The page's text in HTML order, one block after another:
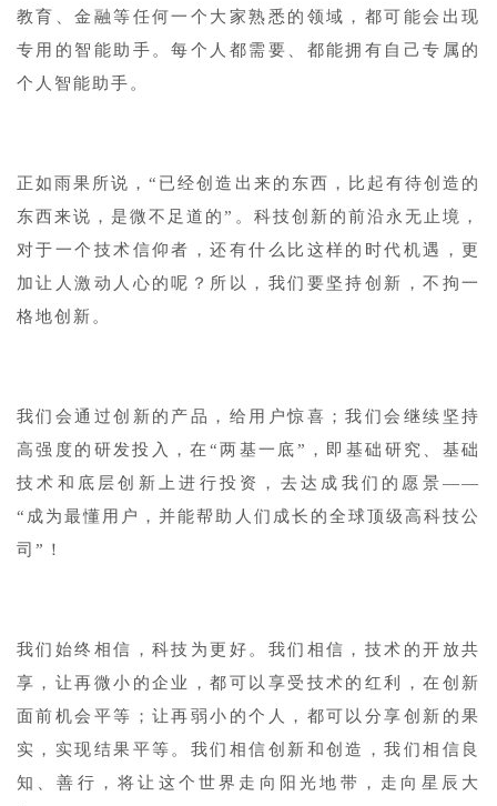
教育、金融等任何一个大家熟悉的领域，都可能会出现
专用的智能助手。每个人都需要、都能拥有自己专属的
个人智能助手。
正如雨果所说，“已经创造出来的东西，比起有待创造的
东西来说，是微不足道的”。科技创新的前沿永无止境，
对于一个技术信仰者，还有什么比这样的时代机遇，更
加让人激动人心的呢？所以，我们要坚持创新，不拘一
格地创新。
我们会通过创新的产品，给用户惊喜；我们会继续坚持
高强度的研发投入，在“两基一底”，即基础研究、基础
技术和底层创新上进行投资，去达成我们的愿景——
“成为最懂用户，并能帮助人们成长的全球顶级高科技公
司”！
我们始终相信，科技为更好。我们相信，技术的开放共
享，让再微小的企业，都可以享受技术的红利，在创新
面前机会平等；让再弱小的个人，都可以分享创新的果
实，实现结果平等。我们相信创新和创造，我们相信良
知、善行，将让这个世界走向阳光地带，走向星辰大